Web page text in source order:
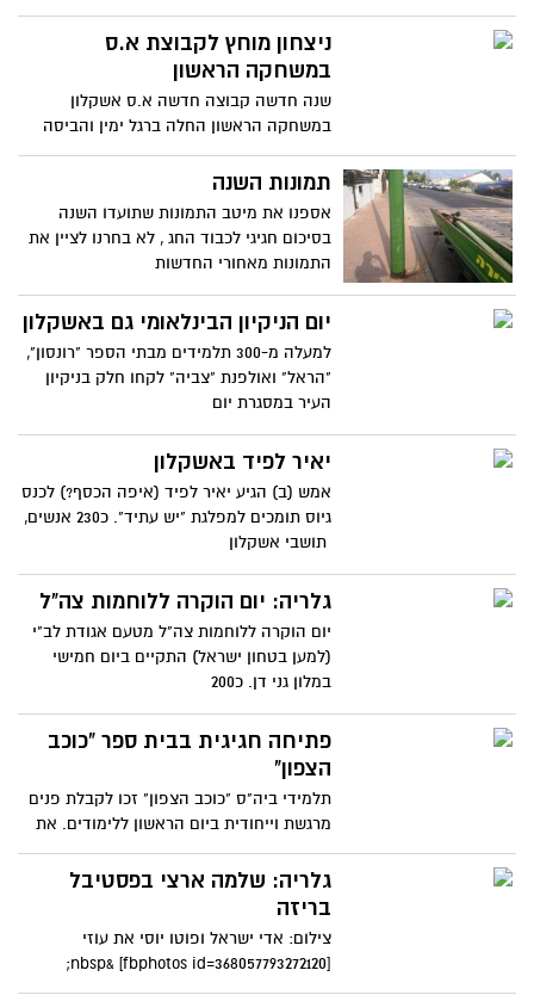
הולדת 17 עם החברים בתל אביב. היו ריקודים,
היו נצנצים, היו
ניצחון מוחץ לקבוצת א.ס
במשחקה הראשון
שנה חדשה קבוצה חדשה א.ס אשקלון
במשחקה הראשון החלה ברגל ימין והביסה
את צעירי אלמחדי בליגה ג
תמונות השנה
אספנו את מיטב התמונות שתועדו השנה
בסיכום חגיגי לכבוד החג , לא בחרנו לציין את
התמונות מאחורי החדשות
יום הניקיון הבינלאומי גם באשקלון
למעלה מ-300 תלמידים מבתי הספר "רונסון",
"הראל" ואולפנת "צביה" לקחו חלק בניקיון
העיר במסגרת יום
יאיר לפיד באשקלון
אמש (ב) הגיע יאיר לפיד (איפה הכסף?) לכנס
גיוס תומכים למפלגת "יש עתיד". כ230 אנשים,
תושבי אשקלון
גלריה: יום הוקרה ללוחמות צה"ל
יום הוקרה ללוחמות צה"ל מטעם אגודת לב"י
(למען בטחון ישראל) התקיים ביום חמישי
במלון גני דן. כ200
פתיחה חגיגית בבית ספר "כוכב
הצפון"
תלמידי ביה"ס "כוכב הצפון" זכו לקבלת פנים
מרגשת וייחודית ביום הראשון ללימודים. את
פני התלמידים
גלריה: שלמה ארצי בפסטיבל
בריזה
צילום: אדי ישראל ופוטו יוסי את עוזי
[fbphotos id=368057793272120] &nbsp;